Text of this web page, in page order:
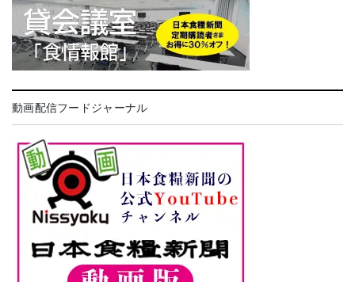
動画配信フードジャーナル